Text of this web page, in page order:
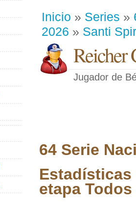
Inicio » Series »
2026 » Santi
Reicher
Jugador de
64 Serie
Estadísticas
etapa